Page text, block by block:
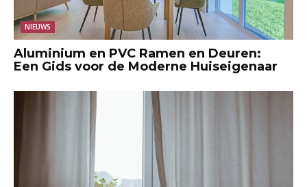
NIEUWS
Aluminium en PVC Ramen en Deuren:
Een Gids voor de Moderne Huiseigenaar